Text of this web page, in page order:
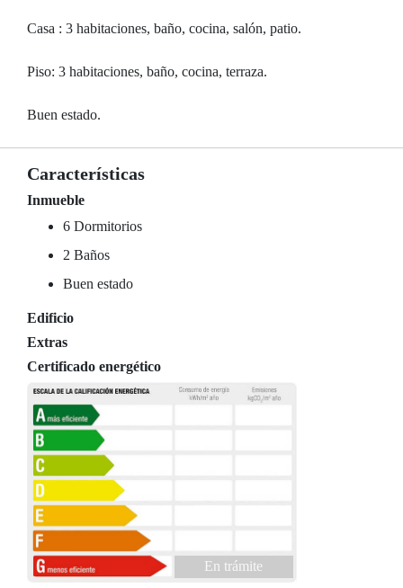
Casa : 3 habitaciones, baño, cocina, salón, patio.
Piso: 3 habitaciones, baño, cocina, terraza.
Buen estado.
Características
Inmueble
6 Dormitorios
2 Baños
Buen estado
Edificio
Extras
Certificado energético
En trámite